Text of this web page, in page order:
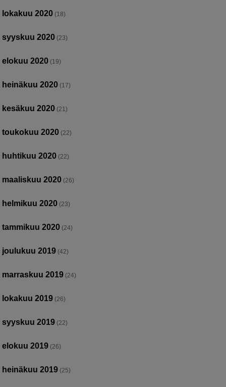
lokakuu 2020 (18)
syyskuu 2020 (23)
elokuu 2020 (19)
heinäkuu 2020 (17)
kesäkuu 2020 (21)
toukokuu 2020 (22)
huhtikuu 2020 (22)
maaliskuu 2020 (26)
helmikuu 2020 (23)
tammikuu 2020 (24)
joulukuu 2019 (42)
marraskuu 2019 (24)
lokakuu 2019 (26)
syyskuu 2019 (22)
elokuu 2019 (26)
heinäkuu 2019 (25)